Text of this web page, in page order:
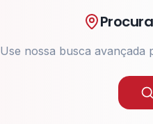
Use nossa busca